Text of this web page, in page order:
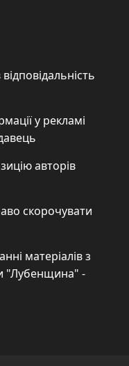
у рекламі
авторів
скорочувати
матеріалів з
"Лубенщина" -